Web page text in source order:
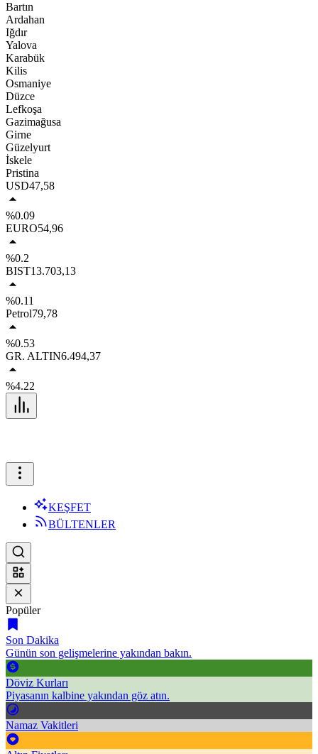
Bartın
Ardahan
Iğdır
Yalova
Karabük
Kilis
Osmaniye
Düzce
Lefkoşa
Gazimağusa
Girne
Güzelyurt
İskele
Pristina
USD47,58
%0.09
EURO54,96
%0.2
BIST13.703,13
%0.11
Petrol79,78
%0.53
GR. ALTIN6.494,37
%4.22
KEŞFET
BÜLTENLER
Popüler
Son Dakika
Günün son gelişmelerine yakından bakın.
Döviz Kurları
Piyasanın kalbine yakından göz atın.
Namaz Vakitleri